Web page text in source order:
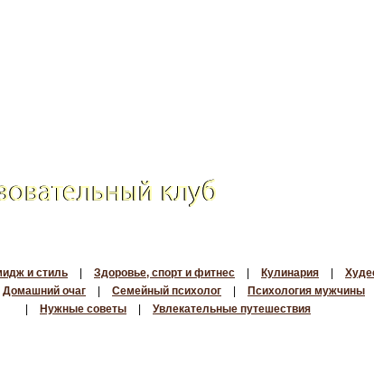
и стиль Здоровье, спорт и фитнес Кулинария
Домашний очаг Семейный психолог Психология мужчины
Нужные советы Увлекательные путешествия